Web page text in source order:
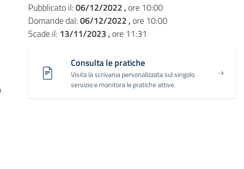
Pubblicato il:06/12/2022 ,ore 10:00
Domande dal:06/12/2022 ,ore 10:00
Scade il: 13/11/2023 ,ore 11:31
Consulta le pratiche
Visita la scrivania personalizzata sul singolo
servizio e monitora le pratiche attive.